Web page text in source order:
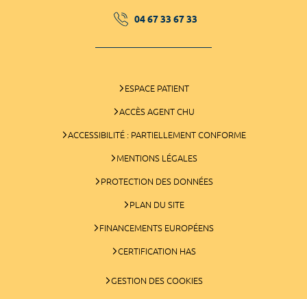
04 67 33 67 33
ESPACE PATIENT
ACCÈS AGENT CHU
ACCESSIBILITÉ : PARTIELLEMENT CONFORME
MENTIONS LÉGALES
PROTECTION DES DONNÉES
PLAN DU SITE
FINANCEMENTS EUROPÉENS
CERTIFICATION HAS
GESTION DES COOKIES